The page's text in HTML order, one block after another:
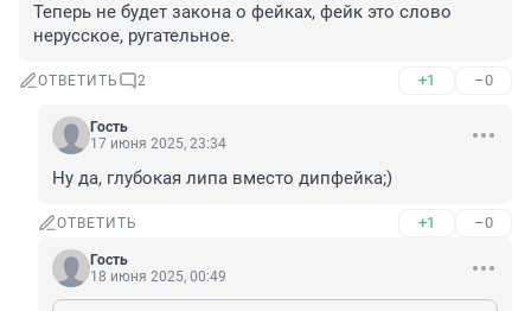
Теперь не будет закона о фейках, фейк это слово
нерусское, ругательное.
ОТВЕТИТЬ 2 +1 –0
Гость
17 июня 2025, 23:34
Ну да, глубокая липа вместо дипфейка;)
ОТВЕТИТЬ +1 –0
Гость
18 июня 2025, 00:49